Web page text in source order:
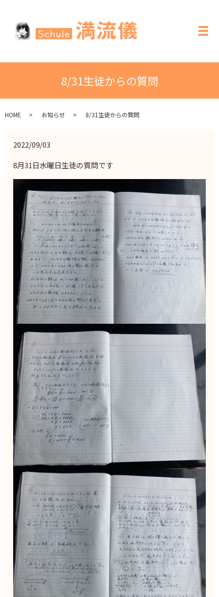
メ
8/31生徒からの質問
HOME お知らせ 8/31生徒からの質問
2022/09/03
8月31日水曜日生徒の質問です